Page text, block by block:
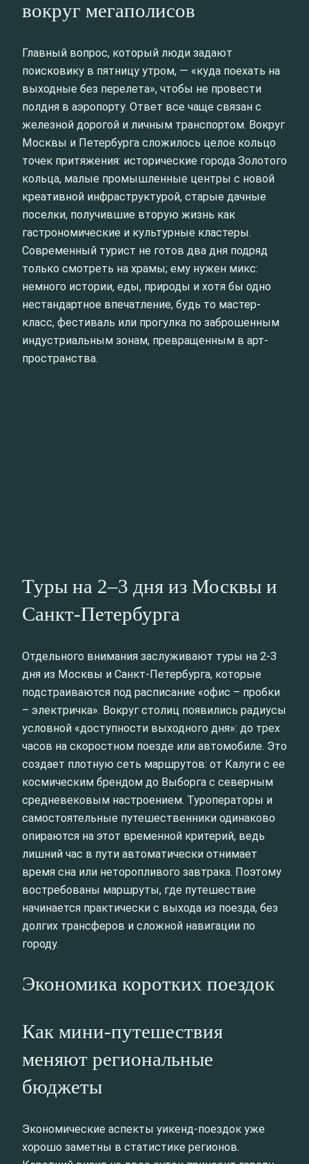
вокруг мегаполисов
Главный вопрос, который люди задают
поисковику в пятницу утром, — «куда поехать на
выходные без перелета», чтобы не провести
полдня в аэропорту. Ответ все чаще связан с
железной дорогой и личным транспортом. Вокруг
Москвы и Петербурга сложилось целое кольцо
точек притяжения: исторические города Золотого
кольца, малые промышленные центры с новой
креативной инфраструктурой, старые дачные
поселки, получившие вторую жизнь как
гастрономические и культурные кластеры.
Современный турист не готов два дня подряд
только смотреть на храмы; ему нужен микс:
немного истории, еды, природы и хотя бы одно
нестандартное впечатление, будь то мастер-
класс, фестиваль или прогулка по заброшенным
индустриальным зонам, превращенным в арт-
пространства.
Туры на 2–3 дня из Москвы и
Санкт-Петербурга
Отдельного внимания заслуживают туры на 2-3
дня из Москвы и Санкт-Петербурга, которые
подстраиваются под расписание «офис – пробки
– электричка». Вокруг столиц появились радиусы
условной «доступности выходного дня»: до трех
часов на скоростном поезде или автомобиле. Это
создает плотную сеть маршрутов: от Калуги с ее
космическим брендом до Выборга с северным
средневековым настроением. Туроператоры и
самостоятельные путешественники одинаково
опираются на этот временной критерий, ведь
лишний час в пути автоматически отнимает
время сна или неторопливого завтрака. Поэтому
востребованы маршруты, где путешествие
начинается практически с выхода из поезда, без
долгих трансферов и сложной навигации по
городу.
Экономика коротких поездок
Как мини-путешествия
меняют региональные
бюджеты
Экономические аспекты уикенд-поездок уже
хорошо заметны в статистике регионов.